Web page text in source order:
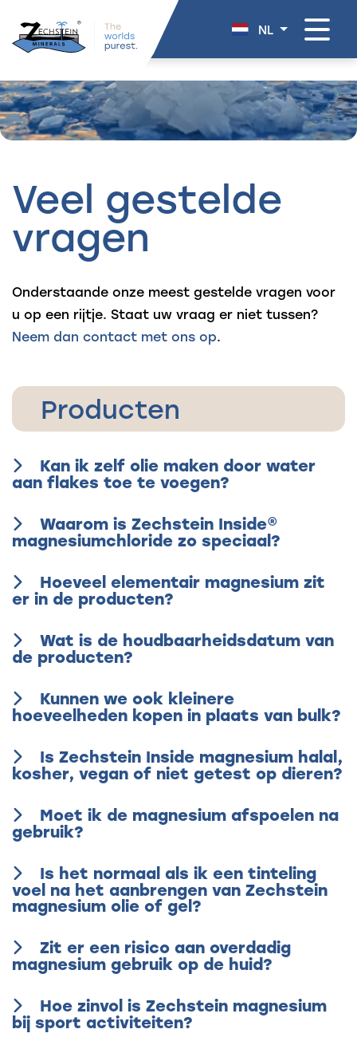
NL
Veel gestelde
vragen
Onderstaande onze meest gestelde vragen voor
u op een rijtje. Staat uw vraag er niet tussen?
Neem dan contact met ons op.
Producten
Kan ik zelf olie maken door water
aan flakes toe te voegen?
Waarom is Zechstein Inside®
magnesiumchloride zo speciaal?
Hoeveel elementair magnesium zit
er in de producten?
Wat is de houdbaarheidsdatum van
de producten?
Kunnen we ook kleinere
hoeveelheden kopen in plaats van bulk?
Is Zechstein Inside magnesium halal,
kosher, vegan of niet getest op dieren?
Moet ik de magnesium afspoelen na
gebruik?
Is het normaal als ik een tinteling
voel na het aanbrengen van Zechstein
magnesium olie of gel?
Zit er een risico aan overdadig
magnesium gebruik op de huid?
Hoe zinvol is Zechstein magnesium
bij sport activiteiten?